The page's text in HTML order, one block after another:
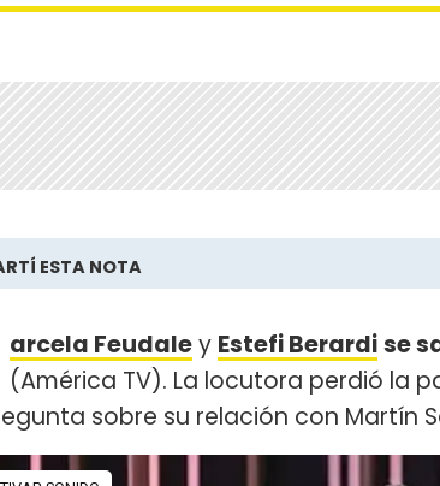
ESTA NOTA
arcela Feudaley Estefi Berardise
(América TV). La locutora perdió la
sobre su relación con Martín